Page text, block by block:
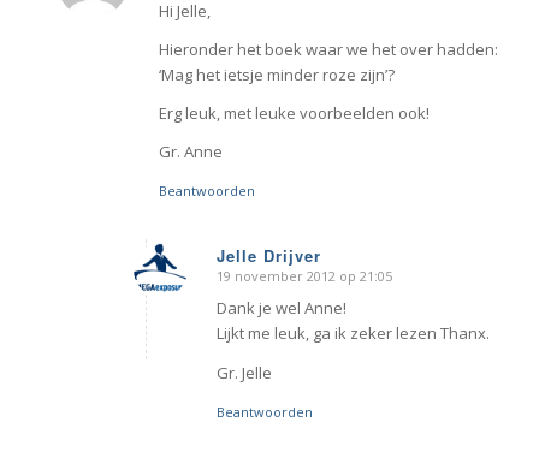
Hi Jelle,
Hieronder het boek waar we het over hadden:
‘Mag het ietsje minder roze zijn’?
Erg leuk, met leuke voorbeelden ook!
Gr. Anne
Beantwoorden
Jelle Drijver
zegt:
19 november 2012 op 21:05
Dank je wel Anne!
Lijkt me leuk, ga ik zeker lezen Thanx.
Gr. Jelle
Beantwoorden